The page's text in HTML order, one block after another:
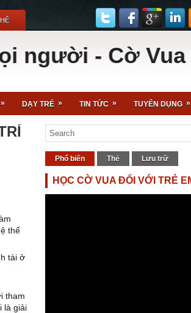
- Cờ Vua
» DẠY TRẺ » TIN TỨC » TUYỂN DỤNG »
thế
tài ở
tham
là giải
Phổ biến Thẻ Lưu trữ
HỌC CỜ VUA ĐỐI VỚI TRẺ